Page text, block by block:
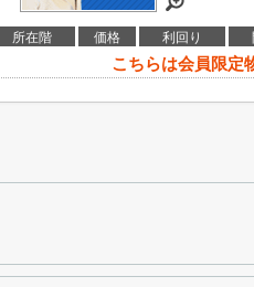
所在階 価格 利回り
こちらは会員限定